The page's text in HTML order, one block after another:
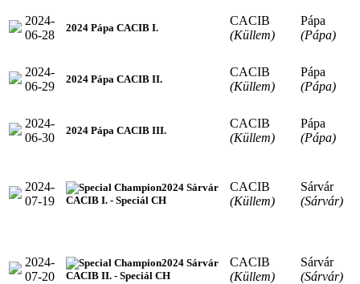
2024-
06-28
2024 Pápa CACIB I.
CACIB
(Küllem)
Pápa
(Pápa)
2024-
06-29
2024 Pápa CACIB II.
CACIB
(Küllem)
Pápa
(Pápa)
2024-
06-30
2024 Pápa CACIB III.
CACIB
(Küllem)
Pápa
(Pápa)
2024-
07-19
2024 Sárvár
CACIB I. - Speciál CH
CACIB
(Küllem)
Sárvár
(Sárvár)
2024-
07-20
2024 Sárvár
CACIB II. - Speciál CH
CACIB
(Küllem)
Sárvár
(Sárvár)